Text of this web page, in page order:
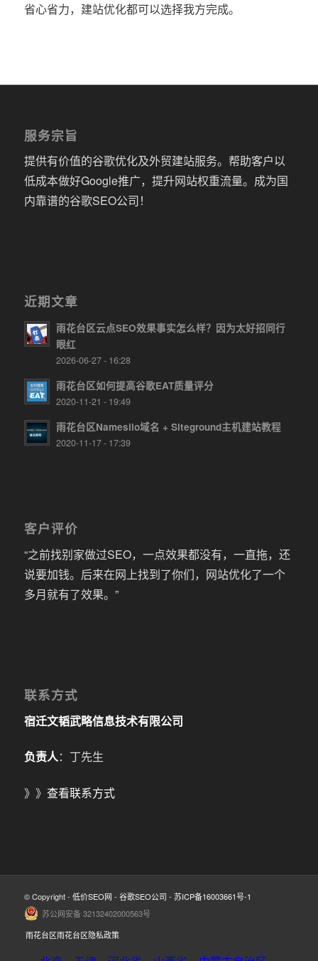
省心省力，建站优化都可以选择我方完成。
服务宗旨
提供有价值的谷歌优化及外贸建站服务。帮助客户以
低成本做好Google推广，提升网站权重流量。成为国
内靠谱的谷歌SEO公司！
近期文章
雨花台区云点SEO效果事实怎么样？因为太好招同行
眼红
2026-06-27 - 16:28
雨花台区如何提高谷歌EAT质量评分
2020-11-21 - 19:49
雨花台区Namesilo域名 + Siteground主机建站教程
2020-11-17 - 17:39
客户评价
“之前找别家做过SEO，一点效果都没有，一直拖，还
说要加钱。后来在网上找到了你们，网站优化了一个
多月就有了效果。”
联系方式
宿迁文韬武略信息技术有限公司
负责人：丁先生
》》 查看联系方式
© Copyright - 低价SEO网 - 谷歌SEO公司 - 苏ICP备16003661号-1
苏公网安备 32132402000563号
雨花台区雨花台区隐私政策